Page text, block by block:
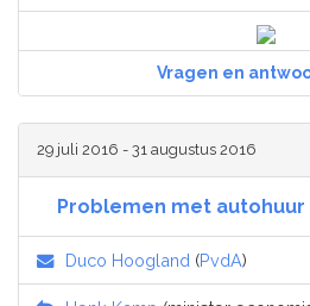
Vragen en
29 juli 2016 - 31 augustus 2016
Problemen met
Duco Hoogland (PvdA)